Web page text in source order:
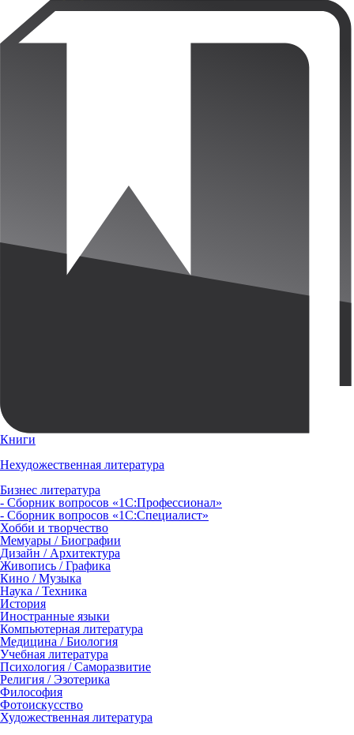
Книги
Нехудожественная литература
Бизнес литература
- Сборник вопросов «1С:Профессионал»
- Сборник вопросов «1С:Специалист»
Хобби и творчество
Мемуары / Биографии
Дизайн / Архитектура
Живопись / Графика
Кино / Музыка
Наука / Техника
История
Иностранные языки
Компьютерная литература
Медицина / Биология
Учебная литература
Психология / Саморазвитие
Религия / Эзотерика
Философия
Фотоискусство
Художественная литература